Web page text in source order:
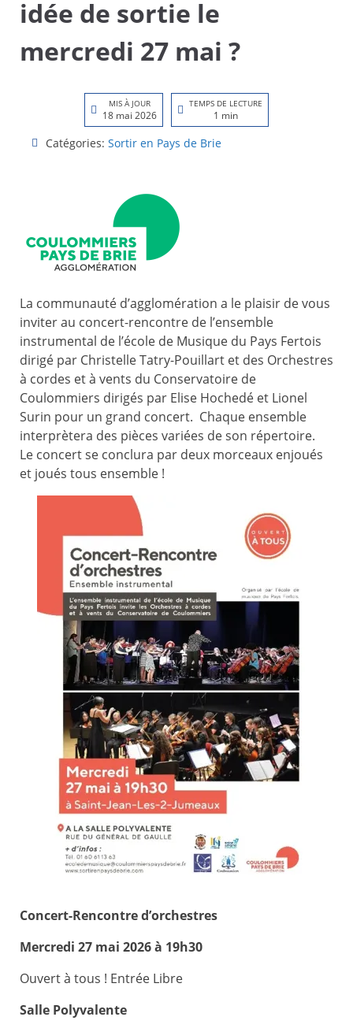
idée de sortie le
mercredi 27 mai ?
MIS À JOUR
18 mai 2026
TEMPS DE LECTURE
1 min
Catégories: Sortir en Pays de Brie
La communauté d’agglomération a le plaisir de vous
inviter au concert-rencontre de l’ensemble
instrumental de l’école de Musique du Pays Fertois
dirigé par Christelle Tatry-Pouillart et des Orchestres
à cordes et à vents du Conservatoire de
Coulommiers dirigés par Elise Hochedé et Lionel
Surin pour un grand concert. Chaque ensemble
interprètera des pièces variées de son répertoire.
Le concert se conclura par deux morceaux enjoués
et joués tous ensemble !
Concert-Rencontre d’orchestres
Mercredi 27 mai 2026 à 19h30
Ouvert à tous ! Entrée Libre
Salle Polyvalente